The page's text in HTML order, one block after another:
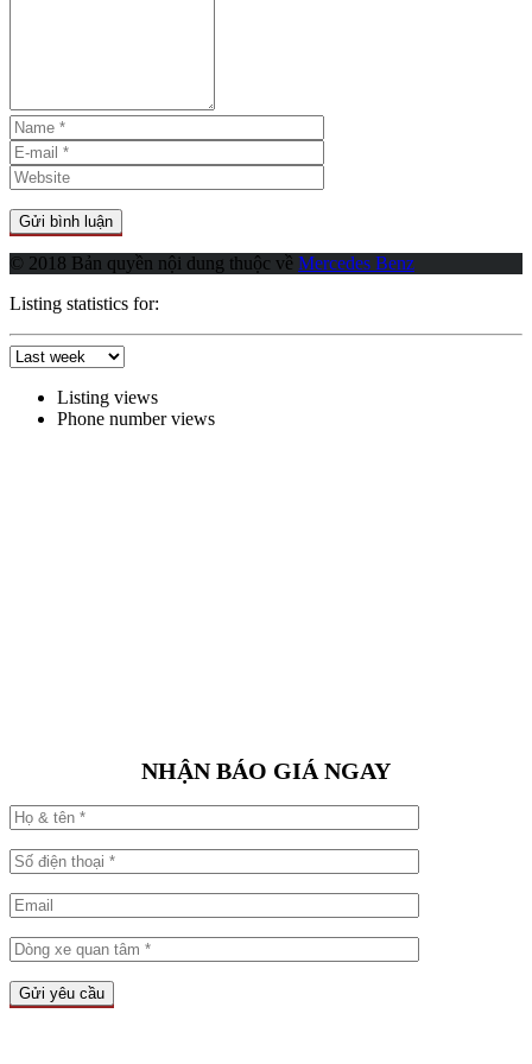
© 2018 Bản quyền nội dung thuộc về Mercedes Benz
Listing statistics for:
Listing views
Phone number views
NHẬN BÁO GIÁ NGAY